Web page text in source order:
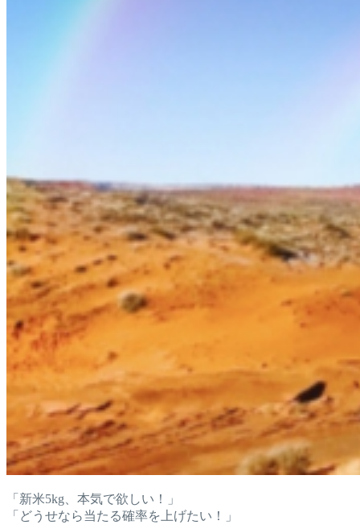
「新米5kg、本気で欲しい！」
「どうせなら当たる確率を上げたい！」